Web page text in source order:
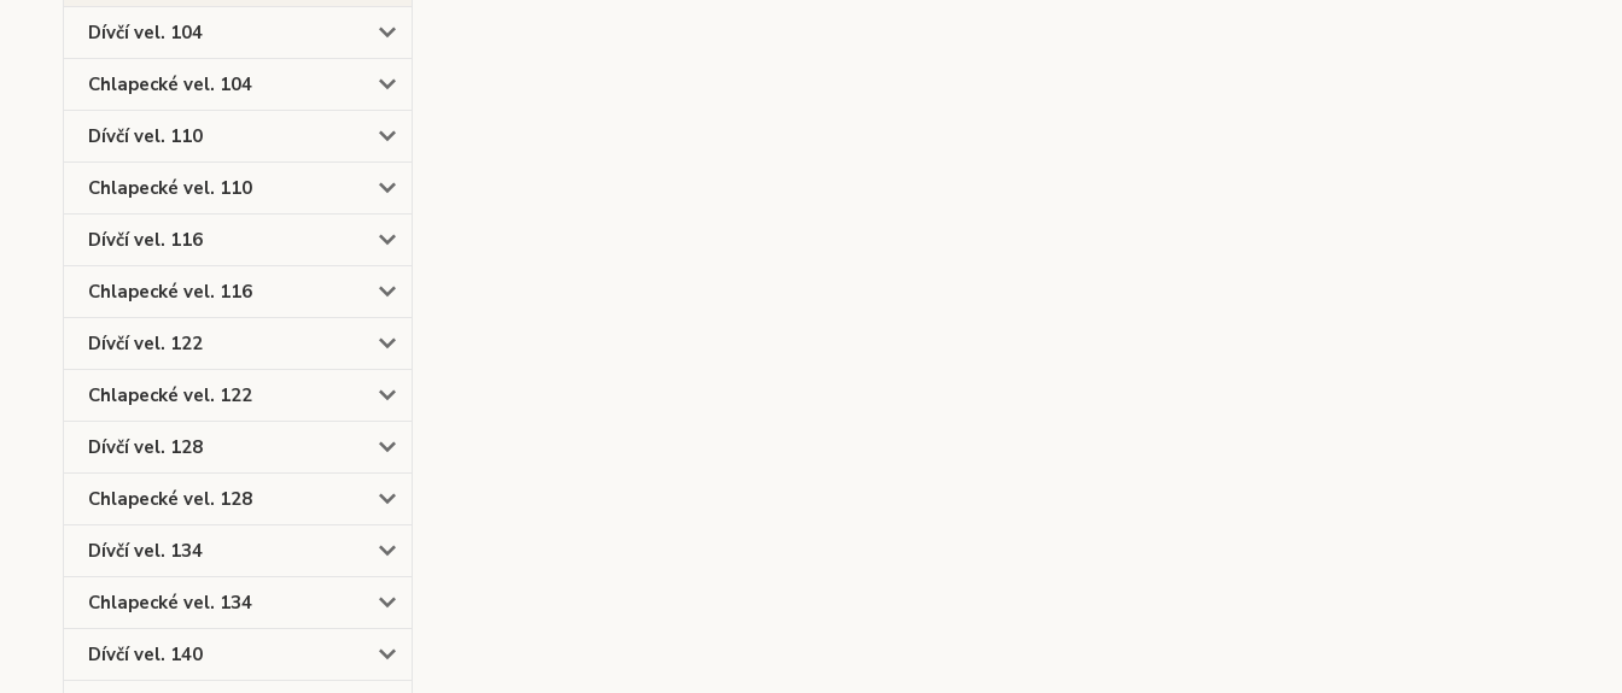
Dívčí vel. 104
Chlapecké vel. 104
Dívčí vel. 110
Chlapecké vel. 110
Dívčí vel. 116
Chlapecké vel. 116
Dívčí vel. 122
Chlapecké vel. 122
Dívčí vel. 128
Chlapecké vel. 128
Dívčí vel. 134
Chlapecké vel. 134
Dívčí vel. 140